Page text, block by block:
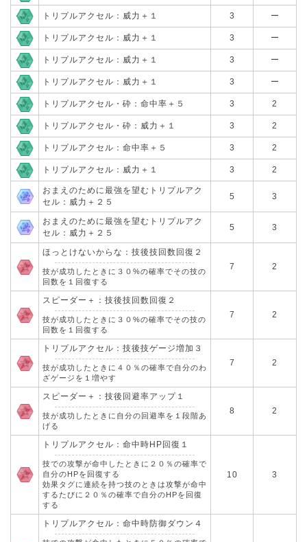
トリプルアクセル：威力＋１ 3 ー
トリプルアクセル：威力＋１ 3 ー
トリプルアクセル：威力＋１ 3 ー
トリプルアクセル：威力＋１ 3 ー
トリプルアクセル・砕：命中率＋５ 3 2
トリプルアクセル・砕：威力＋１ 3 2
トリプルアクセル：命中率＋５ 3 2
トリプルアクセル：威力＋１ 3 2
おまえのために最強を望むトリプルアク
セル：威力＋２５
5 3
おまえのために最強を望むトリプルアク
セル：威力＋２５
5 3
ほっとけないからな：技後技回数回復２
技が成功したときに３０%の確率でその技の
回数を１回復する
7 2
スピーダー＋：技後技回数回復２
技が成功したときに３０%の確率でその技の
回数を１回復する
7 2
トリプルアクセル：技後技ゲージ増加３
技が成功したときに４０％の確率で自分のわ
ざゲージを１増やす
7 2
スピーダー＋：技後回避率アップ１
技が成功したときに自分の回避率を１段階あ
げる
8 2
トリプルアクセル：命中時HP回復１
技での攻撃が命中したときに２０％の確率で
自分のHPを回復する
効果タグに連続を持つ技のときは攻撃が命中
するたびに２０％の確率で自分のHPを回復
する
10 3
トリプルアクセル：命中時防御ダウン４